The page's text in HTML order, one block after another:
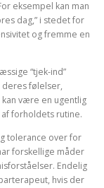
eksempel kan man
dag,” i stedet for
og fremme en
“tjek-ind”
følelser,
være en ugentlig
forholdets rutine.
tolerance over for
forskellige måder
Endelig
hvis der